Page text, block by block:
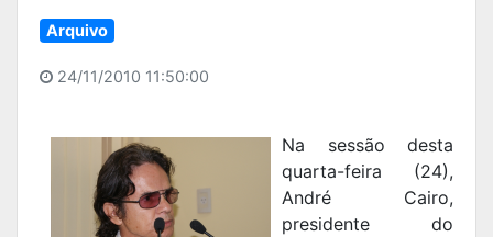
Arquivo
24/11/2010 11:50:00
Na sessão desta
quarta-feira (24),
André Cairo,
presidente do